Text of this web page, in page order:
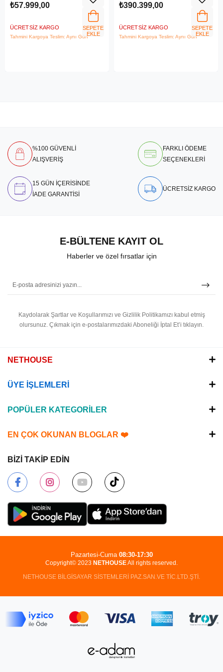
Laptop 21MX002VTR
₺57.999,00
ÜCRETSIZ KARGO
Tahmini Kargoya Teslim: Aynı Gün
SEPETE
EKLE
UHD+
₺390.399,00
ÜCRETSIZ KARGO
Tahmini Kargoya Teslim: Aynı Gün
SEPETE
EKLE
%100 GÜVENLİ
ALIŞVERİŞ
FARKLI ÖDEME
SEÇENEKLERİ
15 GÜN İÇERİSİNDE
İADE GARANTİSİ
ÜCRETSİZ KARGO
E-BÜLTENE KAYIT OL
Haberler ve özel fırsatlar için
Kaydolarak Şartlar ve Koşullarımızı ve Gizlilik Politikamızı kabul etmiş
olursunuz. Çıkmak için e-postalarımızdaki Aboneliği İptal Et’i tıklayın.
NETHOUSE
ÜYE İŞLEMLERİ
POPÜLER KATEGORİLER
EN ÇOK OKUNAN BLOGLAR ❤️
BİZİ TAKİP EDİN
Copyright© 2023 NETHOUSEAll rights reserved.
NETHOUSE BİLGİSAYAR SİSTEMLERİ PAZ.SAN.VE TİC.LTD.ŞTİ.
Pazartesi-Cuma 08:30-17:30